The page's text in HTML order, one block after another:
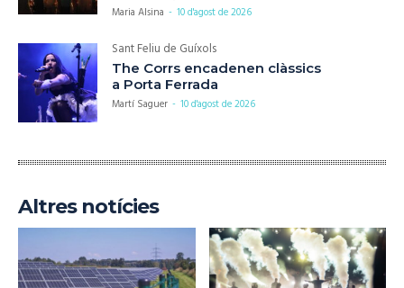
Maria Alsina - 10 d'agost de 2026
Sant Feliu de Guíxols
The Corrs encadenen clàssics
a Porta Ferrada
Martí Saguer - 10 d'agost de 2026
Altres notícies